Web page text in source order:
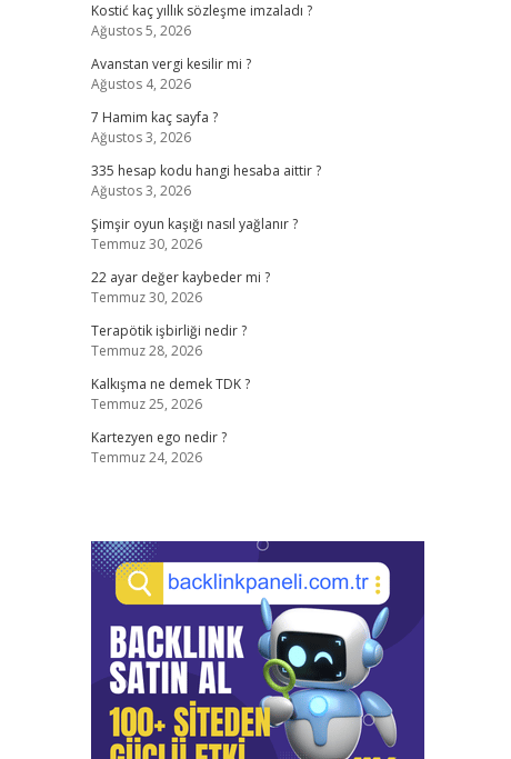
Kostić kaç yıllık sözleşme imzaladı ?
Ağustos 5, 2026
Avanstan vergi kesilir mi ?
Ağustos 4, 2026
7 Hamim kaç sayfa ?
Ağustos 3, 2026
335 hesap kodu hangi hesaba aittir ?
Ağustos 3, 2026
Şimşir oyun kaşığı nasıl yağlanır ?
Temmuz 30, 2026
22 ayar değer kaybeder mi ?
Temmuz 30, 2026
Terapötik işbirliği nedir ?
Temmuz 28, 2026
Kalkışma ne demek TDK ?
Temmuz 25, 2026
Kartezyen ego nedir ?
Temmuz 24, 2026